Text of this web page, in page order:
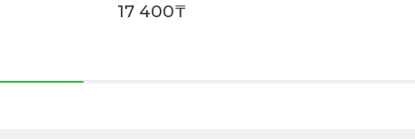
17 400₸